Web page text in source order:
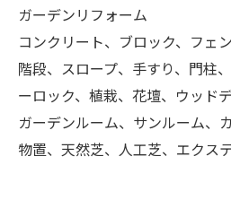
ガーデンリフォーム
コンクリート、ブロック、フェ
階段、スロープ、手すり、門柱
ーロック、植栽、花壇、ウッド
ガーデンルーム、サンルーム、
物置、天然芝、人工芝、エクス